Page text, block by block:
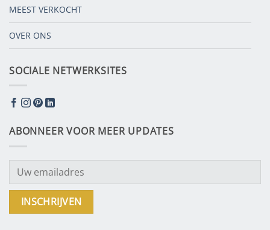
MEEST VERKOCHT
OVER ONS
SOCIALE NETWERKSITES
ABONNEER VOOR MEER UPDATES